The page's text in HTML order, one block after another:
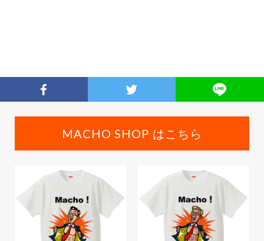
MACHO SHOP はこちら